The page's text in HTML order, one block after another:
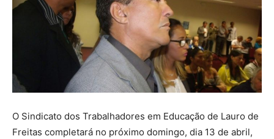
O Sindicato dos Trabalhadores em Educação de Lauro de
Freitas completará no próximo domingo, dia 13 de abril,